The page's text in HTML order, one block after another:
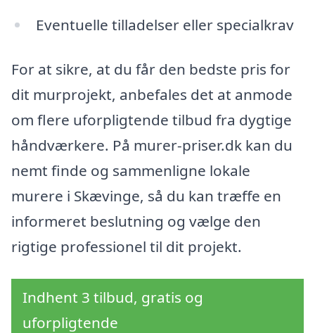
Eventuelle tilladelser eller specialkrav
For at sikre, at du får den bedste pris for
dit murprojekt, anbefales det at anmode
om flere uforpligtende tilbud fra dygtige
håndværkere. På murer-priser.dk kan du
nemt finde og sammenligne lokale
murere i Skævinge, så du kan træffe en
informeret beslutning og vælge den
rigtige professionel til dit projekt.
Indhent 3 tilbud, gratis og
uforpligtende